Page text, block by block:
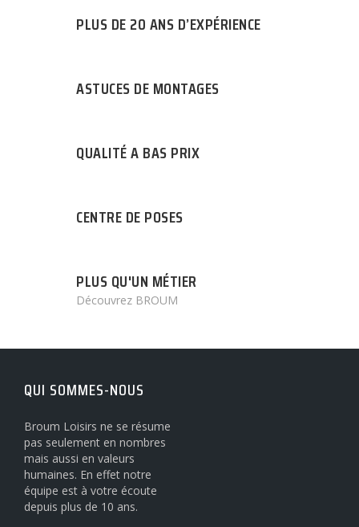
PLUS DE 20 ANS D’EXPÉRIENCE
ASTUCES DE MONTAGES
QUALITÉ A BAS PRIX
CENTRE DE POSES
PLUS QU'UN MÉTIER
Découvrez BROUM
QUI SOMMES-NOUS
Broum Loisirs ne se résume
pas seulement en nombres
mais aussi en valeurs
humaines. En effet notre
équipe est à votre écoute
depuis plus de 10 ans.